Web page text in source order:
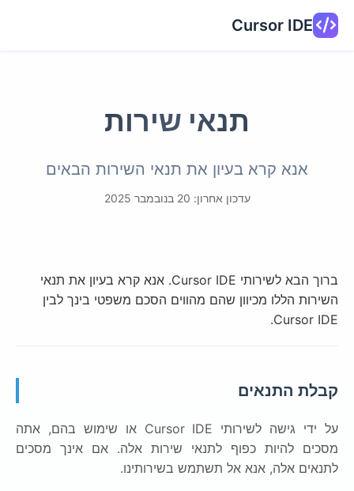
Cursor IDE
תנאי שירות
אנא קרא בעיון את תנאי השירות הבאים
עדכון אחרון: 20 בנובמבר 2025
ברוך הבא לשירותי Cursor IDE. אנא קרא בעיון את תנאי
השירות הללו מכיוון שהם מהווים הסכם משפטי בינך לבין
Cursor IDE.
קבלת התנאים
על ידי גישה לשירותי Cursor IDE או שימוש בהם, אתה
מסכים להיות כפוף לתנאי שירות אלה. אם אינך מסכים
לתנאים אלה, אנא אל תשתמש בשירותינו.